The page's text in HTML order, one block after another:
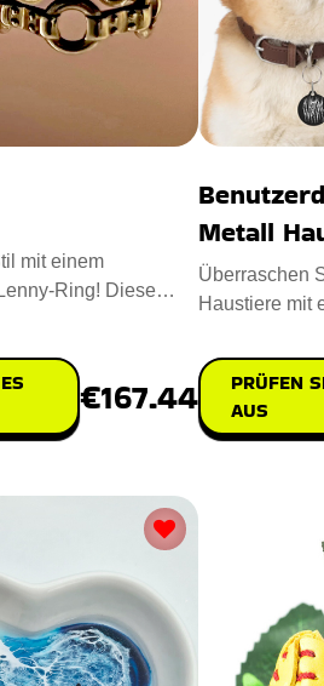
mit einem
Ring! Diese
€167.44
Metall
Überraschen
Haustiere mit
PRÜFEN
AUS